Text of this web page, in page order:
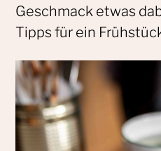
Geschmack etwas
Tipps für ein